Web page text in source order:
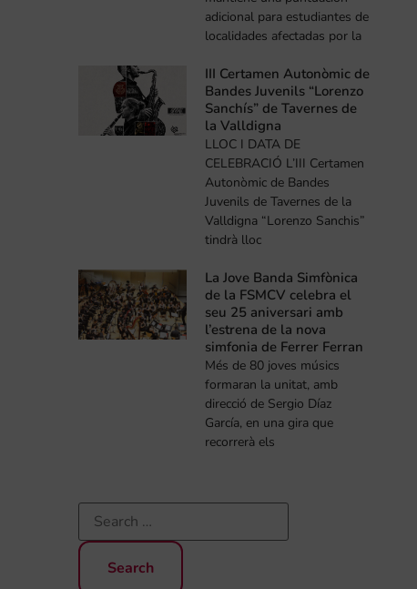
adicional para estudiantes de
localidades afectadas por la
III Certamen Autonòmic de
Bandes Juvenils “Lorenzo
Sanchís” de Tavernes de
la Valldigna
LLOC I DATA DE
CELEBRACIÓ L’III Certamen
Autonòmic de Bandes
Juvenils de Tavernes de la
Valldigna “Lorenzo Sanchis”
tindrà lloc
La Jove Banda Simfònica
de la FSMCV celebra el
seu 25 aniversari amb
l’estrena de la nova
simfonia de Ferrer Ferran
Més de 80 joves músics
formaran la unitat, amb
direcció de Sergio Díaz
García, en una gira que
recorrerà els